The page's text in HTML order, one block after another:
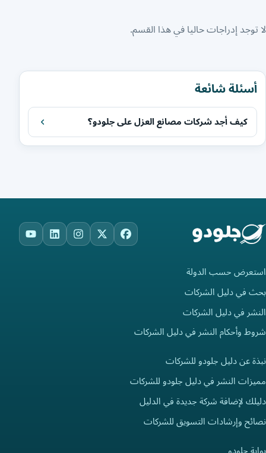
لا توجد إدراجات حاليا في هذا القسم.
أسئلة شائعة
كيف أجد شركات مصانع العزل على جلودو؟
Facebook
X
Instagram
LinkedIn
استعرض حسب الدولة
بحث في دليل الشركات
النشر في دليل الشركات
شروط وأحكام النشر في دليل الشركات
نبذة عن دليل جلودو للشركات
مميزات النشر في دليل جلودو للشركات
دليلك لإضافة شركة جديدة في الدليل
نصائح وإرشادات التسويق للشركات